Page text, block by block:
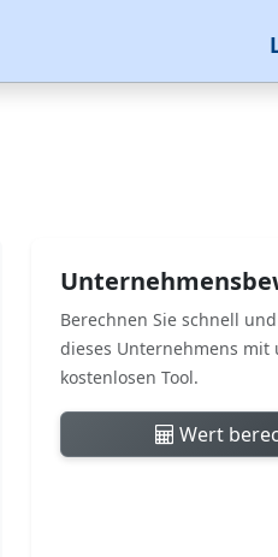
Berechnen Sie schnell
dieses Unternehmens mit
kostenlosen Tool.
Wert